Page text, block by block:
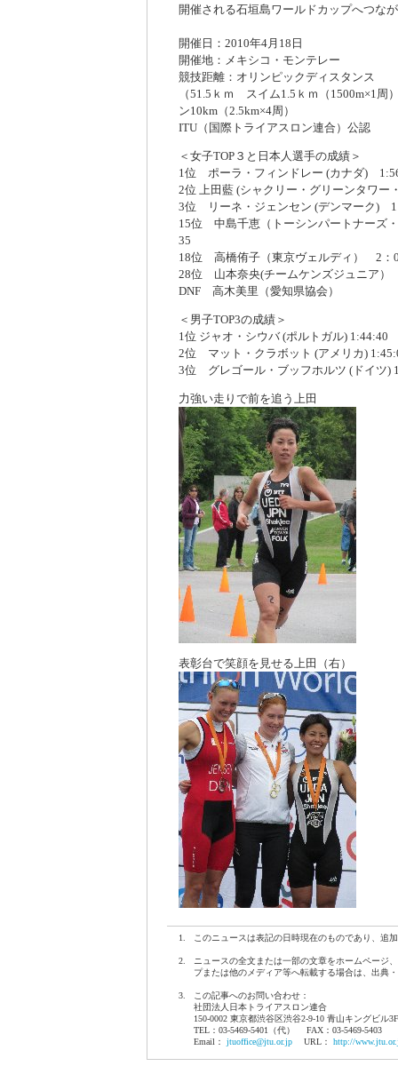
開催される石垣島ワールドカップへつな
開催日：2010年4月18日
開催地：メキシコ・モンテレー
競技距離：オリンピックディスタンス
（51.5ｋｍ スイム1.5ｋｍ（1500m×1周
ン10km（2.5km×4周）
ITU（国際トライアスロン連合）公認
＜女子TOP３と日本人選手の成績＞
1位 ポーラ・フィンドレー (カナダ)
2位 上田藍 (シャクリー・グリーンタワ
3位 リーネ・ジェンセン (デンマーク)
15位 中島千恵（トーシンパートナーズ
35
18位 高橋侑子（東京ヴェルディ） 2：
28位 山本奈央(チームケンズジュニア
DNF 高木美里（愛知県協会）
＜男子TOP3の成績＞
1位 ジャオ・シウバ (ポルトガル) 1:44:40
2位 マット・クラボット (アメリカ)
3位 グレゴール・ブッフホルツ (ドイツ)
力強い走りで前を追う上田
表彰台で笑顔を見せる上田（右）
1. このニュースは表記の日時現在のものであり、追
2.
ニュースの全文または一部の文章をホームページ
プまたは他のメディア等へ転載する場合は、出典
3.
この記事へのお問い合わせ：
社団法人日本トライアスロン連合
150-0002 東京都渋谷区渋谷2-9-10 青山キングビル3F
TEL：03-5469-5401（代） FAX：03-5469-5403
Email： jtuoffice@jtu.or.jp URL： http://